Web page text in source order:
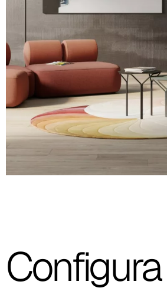
A 36F
A 27F
A 26F
A 30F
A 3BE
A 3GR
Configura